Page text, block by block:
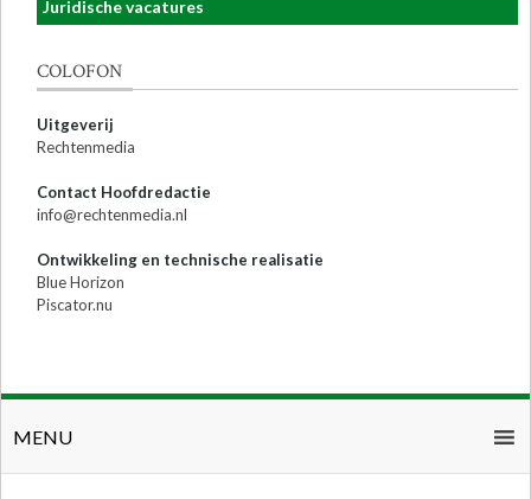
Juridische vacatures
COLOFON
Uitgeverij
Rechtenmedia
Contact Hoofdredactie
info@rechtenmedia.nl
Ontwikkeling en technische realisatie
Blue Horizon
Piscator.nu
MENU